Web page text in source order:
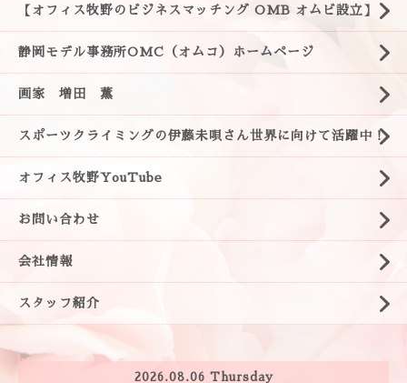
【オフィス牧野のビジネスマッチング OMB オムビ設立】
静岡モデル事務所OMC（オムコ）ホームページ
画家 増田 薫
スポーツクライミングの伊藤未唄さん世界に向けて活躍中！
オフィス牧野YouTube
お問い合わせ
会社情報
スタッフ紹介
2026.08.06 Thursday